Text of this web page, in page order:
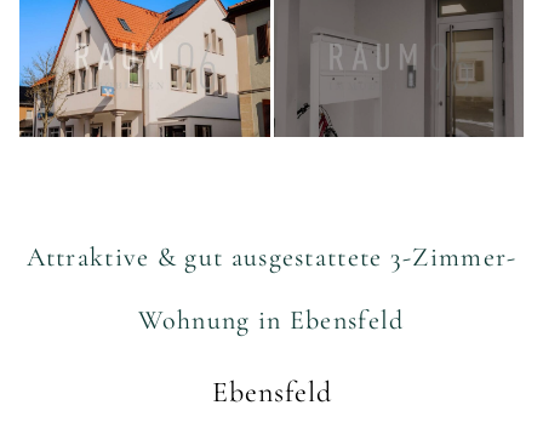
Attraktive & gut ausgestattete 3-Zimmer-
Wohnung in Ebensfeld
Ebensfeld